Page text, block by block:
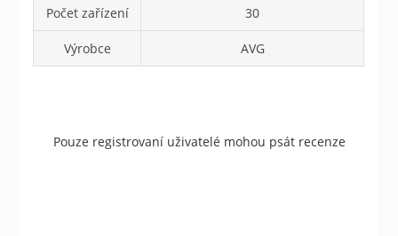
Počet zařízení 30
Výrobce AVG
Pouze registrovaní uživatelé mohou psát recenze